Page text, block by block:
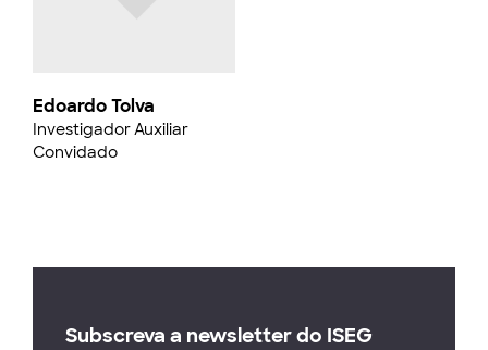
Edoardo Tolva
Investigador Auxiliar
Convidado
Subscreva a newsletter do ISEG